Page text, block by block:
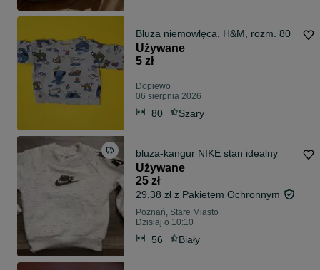
Bluza niemowlęca, H&M, rozm. 80
Używane
5 zł
Dopiewo
06 sierpnia 2026
80 Szary
bluza-kangur NIKE stan idealny
Używane
25 zł
29,38 zł z Pakietem Ochronnym
Poznań, Stare Miasto
Dzisiaj o 10:10
56 Biały